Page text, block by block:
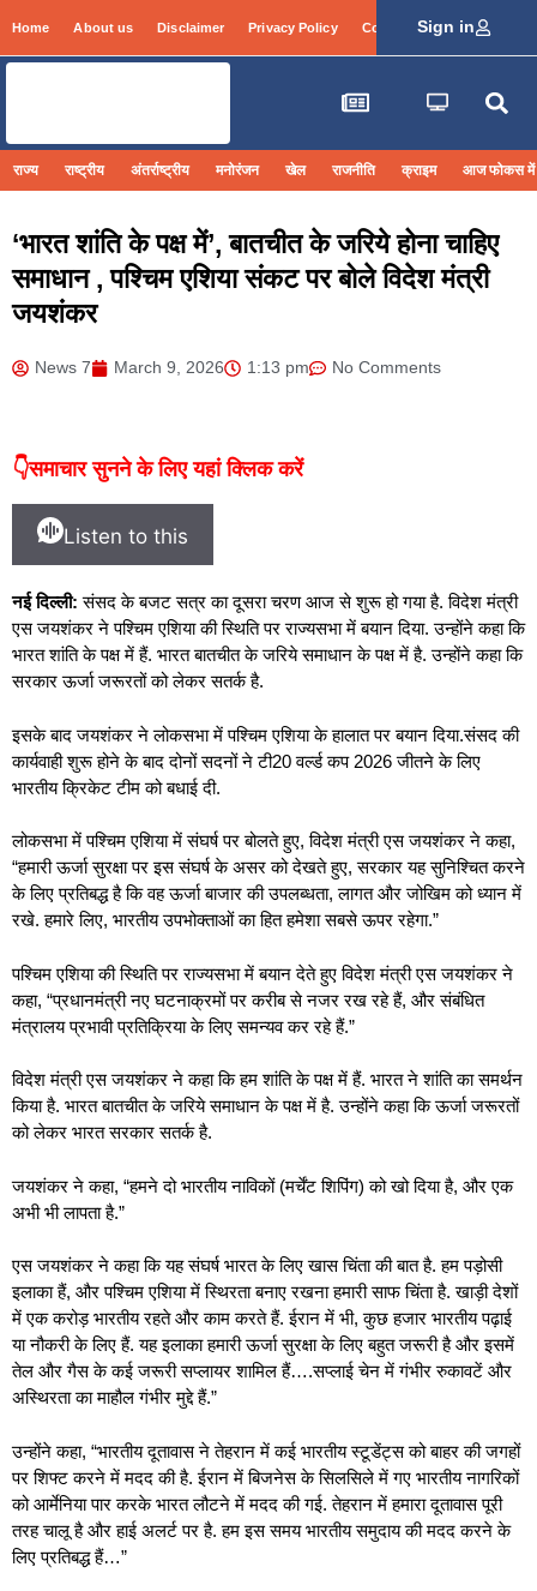
Home About us Disclaimer Privacy Policy Contact Info Login
Sign in
राज्य राष्ट्रीय अंतर्राष्ट्रीय मनोरंजन खेल राजनीति क्राइम आज फोकस में
‘भारत शांति के पक्ष में’, बातचीत के जरिये होना चाहिए
समाधान , पश्चिम एशिया संकट पर बोले विदेश मंत्री
जयशंकर
News 7 March 9, 2026 1:13 pm No Comments
👇समाचार सुनने के लिए यहां क्लिक करें
Listen to this
नई दिल्ली: संसद के बजट सत्र का दूसरा चरण आज से शुरू हो गया है. विदेश मंत्री
एस जयशंकर ने पश्चिम एशिया की स्थिति पर राज्यसभा में बयान दिया. उन्होंने कहा कि
भारत शांति के पक्ष में हैं. भारत बातचीत के जरिये समाधान के पक्ष में है. उन्होंने कहा कि
सरकार ऊर्जा जरूरतों को लेकर सतर्क है.
इसके बाद जयशंकर ने लोकसभा में पश्चिम एशिया के हालात पर बयान दिया.संसद की
कार्यवाही शुरू होने के बाद दोनों सदनों ने टी20 वर्ल्ड कप 2026 जीतने के लिए
भारतीय क्रिकेट टीम को बधाई दी.
लोकसभा में पश्चिम एशिया में संघर्ष पर बोलते हुए, विदेश मंत्री एस जयशंकर ने कहा,
“हमारी ऊर्जा सुरक्षा पर इस संघर्ष के असर को देखते हुए, सरकार यह सुनिश्चित करने
के लिए प्रतिबद्ध है कि वह ऊर्जा बाजार की उपलब्धता, लागत और जोखिम को ध्यान में
रखे. हमारे लिए, भारतीय उपभोक्ताओं का हित हमेशा सबसे ऊपर रहेगा.”
पश्चिम एशिया की स्थिति पर राज्यसभा में बयान देते हुए विदेश मंत्री एस जयशंकर ने
कहा, “प्रधानमंत्री नए घटनाक्रमों पर करीब से नजर रख रहे हैं, और संबंधित
मंत्रालय प्रभावी प्रतिक्रिया के लिए समन्यव कर रहे हैं.”
विदेश मंत्री एस जयशंकर ने कहा कि हम शांति के पक्ष में हैं. भारत ने शांति का समर्थन
किया है. भारत बातचीत के जरिये समाधान के पक्ष में है. उन्होंने कहा कि ऊर्जा जरूरतों
को लेकर भारत सरकार सतर्क है.
जयशंकर ने कहा, “हमने दो भारतीय नाविकों (मर्चेंट शिपिंग) को खो दिया है, और एक
अभी भी लापता है.”
एस जयशंकर ने कहा कि यह संघर्ष भारत के लिए खास चिंता की बात है. हम पड़ोसी
इलाका हैं, और पश्चिम एशिया में स्थिरता बनाए रखना हमारी साफ चिंता है. खाड़ी देशों
में एक करोड़ भारतीय रहते और काम करते हैं. ईरान में भी, कुछ हजार भारतीय पढ़ाई
या नौकरी के लिए हैं. यह इलाका हमारी ऊर्जा सुरक्षा के लिए बहुत जरूरी है और इसमें
तेल और गैस के कई जरूरी सप्लायर शामिल हैं….सप्लाई चेन में गंभीर रुकावटें और
अस्थिरता का माहौल गंभीर मुद्दे हैं.”
उन्होंने कहा, “भारतीय दूतावास ने तेहरान में कई भारतीय स्टूडेंट्स को बाहर की जगहों
पर शिफ्ट करने में मदद की है. ईरान में बिजनेस के सिलसिले में गए भारतीय नागरिकों
को आर्मेनिया पार करके भारत लौटने में मदद की गई. तेहरान में हमारा दूतावास पूरी
तरह चालू है और हाई अलर्ट पर है. हम इस समय भारतीय समुदाय की मदद करने के
लिए प्रतिबद्ध हैं…”